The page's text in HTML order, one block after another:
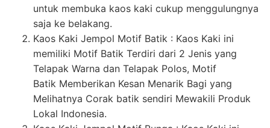
untuk membuka kaos kaki cukup menggulungnya
saja ke belakang.
Kaos Kaki Jempol Motif Batik : Kaos Kaki ini
memiliki Motif Batik Terdiri dari 2 Jenis yang
Telapak Warna dan Telapak Polos, Motif
Batik Memberikan Kesan Menarik Bagi yang
Melihatnya Corak batik sendiri Mewakili Produk
Lokal Indonesia.